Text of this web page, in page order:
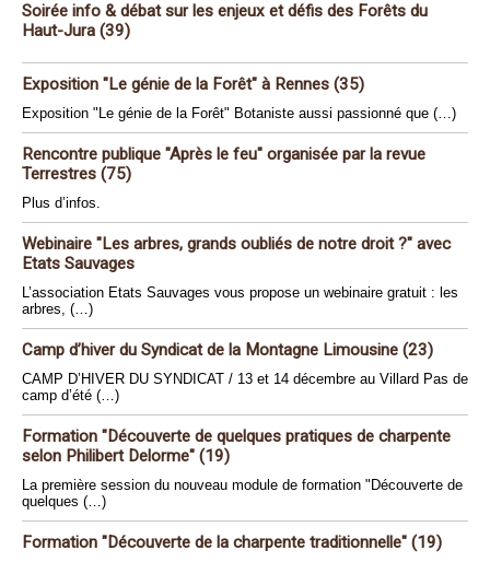
Soirée info & débat sur les enjeux et défis des Forêts du
Haut-Jura (39)
Exposition "Le génie de la Forêt" à Rennes (35)
Exposition "Le génie de la Forêt" Botaniste aussi passionné que (…)
Rencontre publique "Après le feu" organisée par la revue
Terrestres (75)
Plus d’infos.
Webinaire "Les arbres, grands oubliés de notre droit ?" avec
Etats Sauvages
L’association Etats Sauvages vous propose un webinaire gratuit : les
arbres, (…)
Camp d’hiver du Syndicat de la Montagne Limousine (23)
CAMP D’HIVER DU SYNDICAT / 13 et 14 décembre au Villard Pas de
camp d’été (…)
Formation "Découverte de quelques pratiques de charpente
selon Philibert Delorme" (19)
La première session du nouveau module de formation "Découverte de
quelques (…)
Formation "Découverte de la charpente traditionnelle" (19)